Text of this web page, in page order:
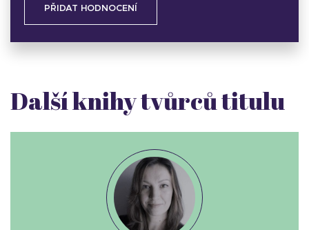
PŘIDAT HODNOCENÍ
Další knihy tvůrců titulu